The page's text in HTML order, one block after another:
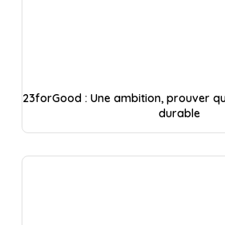
23forGood : Une ambition, prouver
durable